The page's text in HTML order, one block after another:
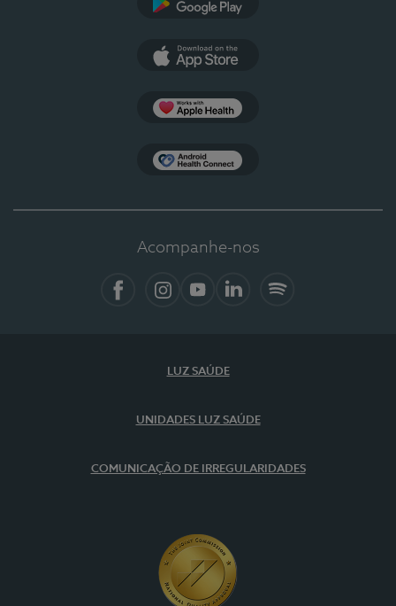
Acompanhe-nos
LUZ SAÚDE
UNIDADES LUZ SAÚDE
COMUNICAÇÃO DE IRREGULARIDADES